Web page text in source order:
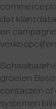
dat
en
groeien.
contacten of
systemen